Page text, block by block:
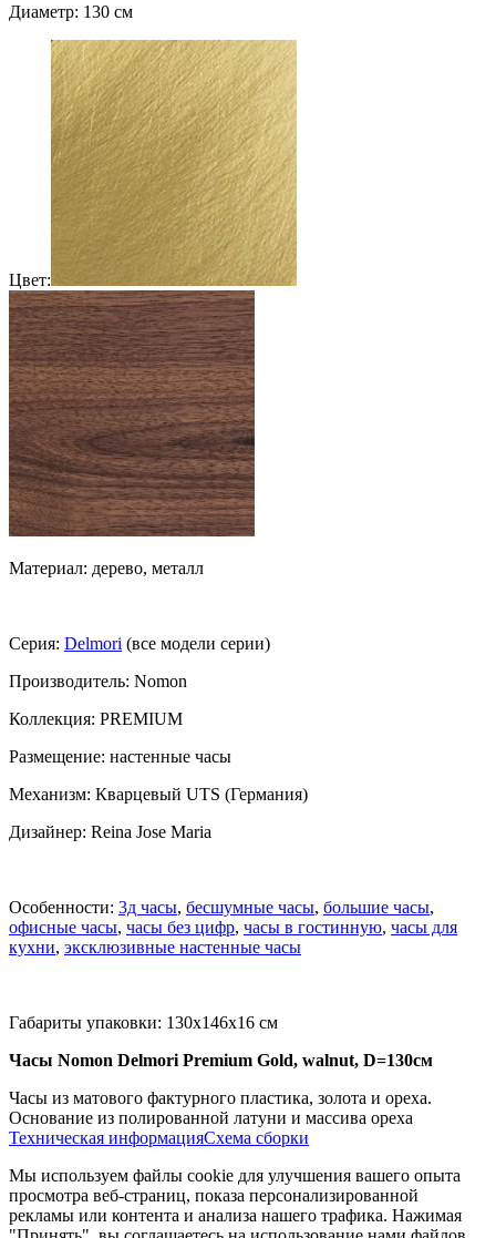
Диаметр: 130 см
Цвет:
Материал: дерево, металл
Серия: Delmori (все модели серии)
Производитель: Nomon
Коллекция: PREMIUM
Размещение: настенные часы
Механизм: Кварцевый UTS (Германия)
Дизайнер: Reina Jose Maria
Особенности: 3д часы, бесшумные часы, большие часы,
офисные часы, часы без цифр, часы в гостинную, часы для
кухни, эксклюзивные настенные часы
Габариты упаковки: 130x146x16 см
Часы Nomon Delmori Premium Gold, walnut, D=130см
Часы из матового фактурного пластика, золота и ореха.
Основание из полированной латуни и массива ореха
Техническая информацияСхема сборки
Мы используем файлы cookie для улучшения вашего опыта
просмотра веб-страниц, показа персонализированной
рекламы или контента и анализа нашего трафика. Нажимая